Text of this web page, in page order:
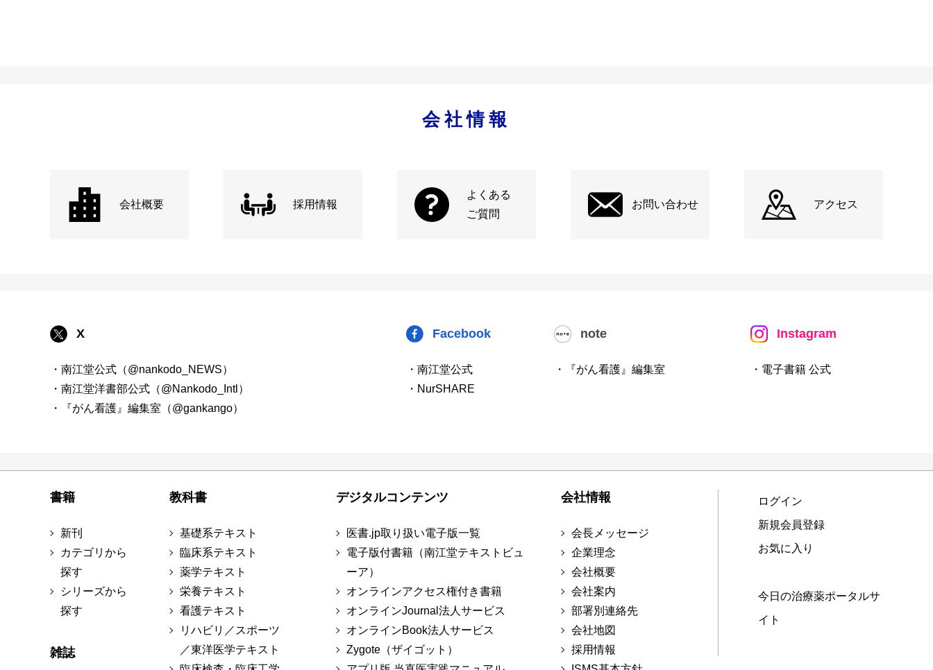
会社情報
会社概要 採用情報
よくある
ご質問
お問い合わせ アクセス
X
・南江堂公式（@nankodo_NEWS）
・南江堂洋書部公式（@Nankodo_Intl）
・『がん看護』編集室（@gankango）
Facebook
・南江堂公式
・NurSHARE
note
・『がん看護』編集室
Instagram
・電子書籍 公式
書籍
新刊
カテゴリから
探す
シリーズから
探す
雑誌
教科書
基礎系テキスト
臨床系テキスト
薬学テキスト
栄養テキスト
看護テキスト
リハビリ／スポーツ
／東洋医学テキスト
デジタルコンテンツ
医書.jp取り扱い電子版一覧
電子版付書籍（南江堂テキストビュ
ーア）
オンラインアクセス権付き書籍
オンラインJournal法人サービス
オンラインBook法人サービス
Zygote（ザイゴット）
会社情報
会長メッセージ
企業理念
会社概要
会社案内
部署別連絡先
会社地図
採用情報
ログイン
新規会員登録
お気に入り
今日の治療薬ポータルサ
イト